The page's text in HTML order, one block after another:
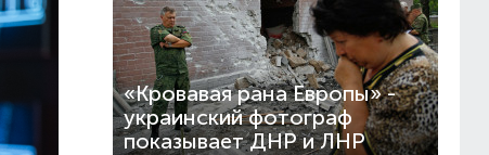
«Кровавая рана Европы» -
украинский фотограф
показывает ДНР и ЛНР